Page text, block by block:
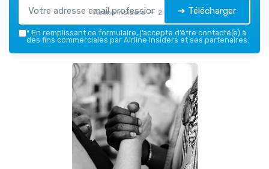
Airline Insiders — 2026 ➔ Télécharger
* En remplissant ce formulaire, j’accepte d’être contacté(e) à
des fins commerciales par Airline Insiders et ses partenaires.